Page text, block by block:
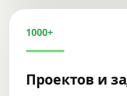
1000+
Проектов и